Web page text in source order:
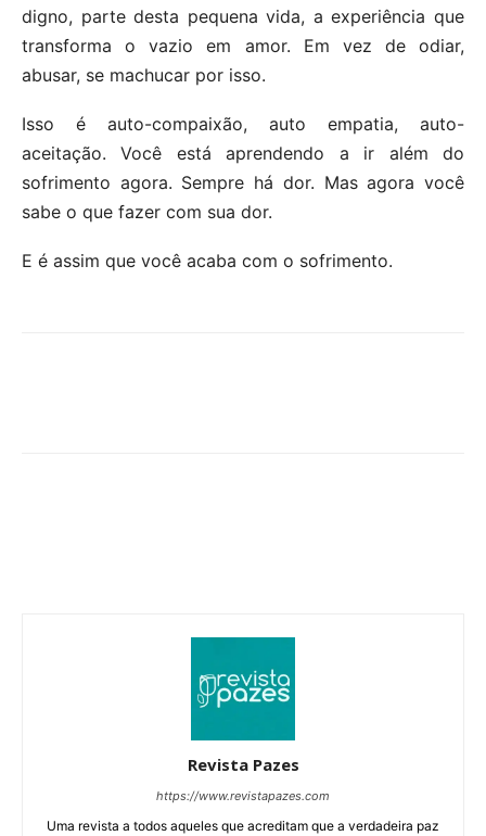
digno, parte desta pequena vida, a experiência que
transforma o vazio em amor. Em vez de odiar,
abusar, se machucar por isso.
Isso é auto-compaixão, auto empatia, auto-
aceitação. Você está aprendendo a ir além do
sofrimento agora. Sempre há dor. Mas agora você
sabe o que fazer com sua dor.
E é assim que você acaba com o sofrimento.
Revista Pazes
https://www.revistapazes.com
Uma revista a todos aqueles que acreditam que a verdadeira paz